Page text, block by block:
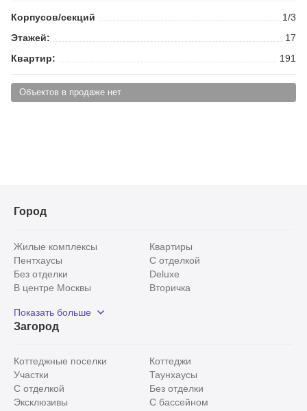
Корпусов/секций
1/3
Этажей:
17
Квартир:
191
Объектов в продаже нет
Город
Жилые комплексы
Квартиры
Пентхаусы
С отделкой
Без отделки
Deluxe
В центре Москвы
Вторичка
Рядом с парком
С панорамными окнами
Показать больше
Загород
Коттеджные поселки
Коттеджи
Участки
Таунхаусы
С отделкой
Без отделки
Эксклюзивы
С бассейном